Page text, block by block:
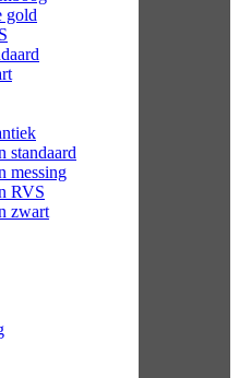
gold
standaard
messing
RVS
zwart